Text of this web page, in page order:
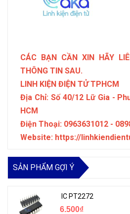
CÁC BẠN CẦN XIN HÃY
THÔNG TIN SAU.
LINH KIỆN ĐIỆN TỬ TPHCM
Địa Chỉ: Số 40/12 Lữ Gia -
HCM
Điện Thoại: 0963631012 -
Website: https://
SẢN PHẨM GỢI Ý
IC PT2272
6.500₫